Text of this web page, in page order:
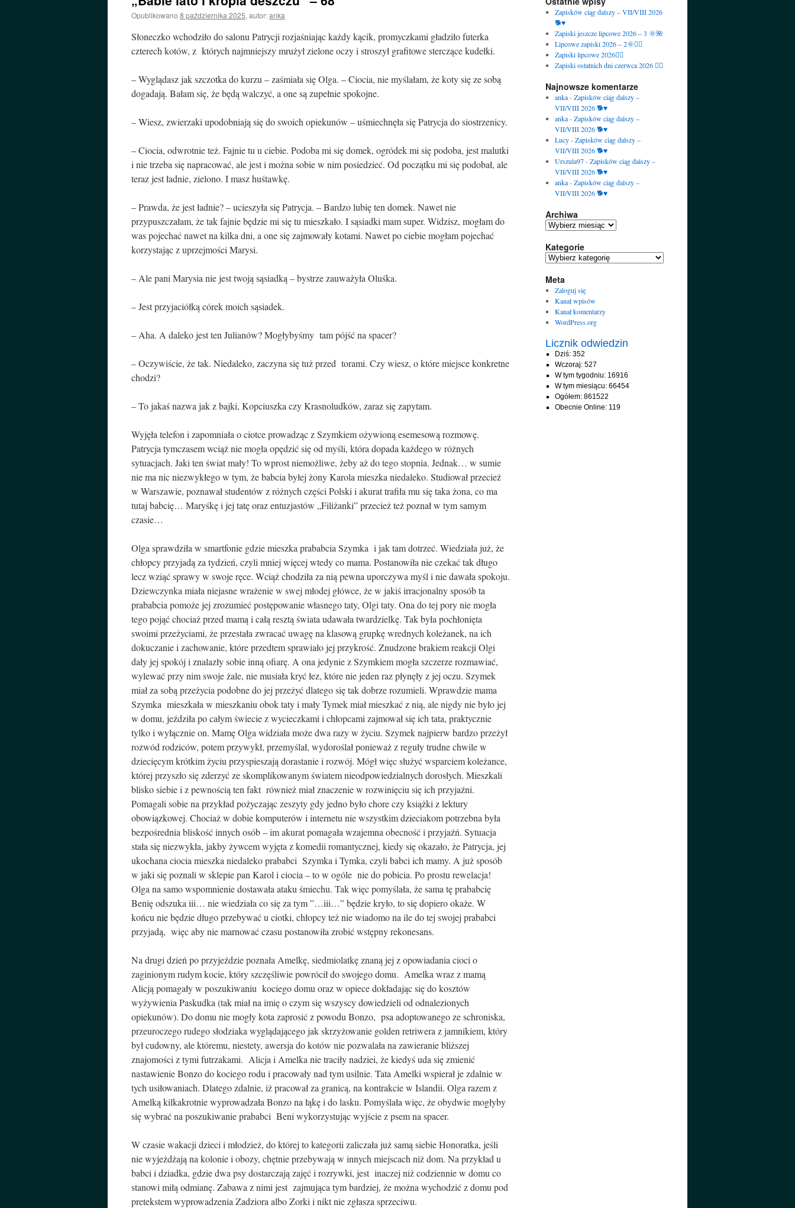
Opublikowano 8 października 2025, autor:anka
Słoneczko wchodziło do salonu Patrycji rozjaśniając każdy kącik, promyczkami gładziło futerka
czterech kotów, z których najmniejszy mrużył zielone oczy i stroszył grafitowe sterczące kudełki.
– Wyglądasz jak szczotka do kurzu – zaśmiała się Olga. – Ciocia, nie myślałam, że koty się ze sobą
dogadają. Bałam się, że będą walczyć, a one są zupełnie spokojne.
– Wiesz, zwierzaki upodobniają się do swoich opiekunów – uśmiechnęła się Patrycja do siostrzenicy.
– Ciocia, odwrotnie też. Fajnie tu u ciebie. Podoba mi się domek, ogródek mi się podoba, jest malutki
i nie trzeba się napracować, ale jest i można sobie w nim posiedzieć. Od początku mi się podobał, ale
teraz jest ładnie, zielono. I masz huśtawkę.
– Prawda, że jest ładnie? – ucieszyła się Patrycja. – Bardzo lubię ten domek. Nawet nie
przypuszczałam, że tak fajnie będzie mi się tu mieszkało. I sąsiadki mam super. Widzisz, mogłam do
was pojechać nawet na kilka dni, a one się zajmowały kotami. Nawet po ciebie mogłam pojechać
korzystając z uprzejmości Marysi.
– Ale pani Marysia nie jest twoją sąsiadką – bystrze zauważyła Oluśka.
– Jest przyjaciółką córek moich sąsiadek.
– Aha. A daleko jest ten Julianów? Mogłybyśmy tam pójść na spacer?
– Oczywiście, że tak. Niedaleko, zaczyna się tuż przed torami. Czy wiesz, o które miejsce konkretne
chodzi?
– To jakaś nazwa jak z bajki, Kopciuszka czy Krasnoludków, zaraz się zapytam.
Wyjęła telefon i zapomniała o ciotce prowadząc z Szymkiem ożywioną esemesową rozmowę.
Patrycja tymczasem wciąż nie mogła opędzić się od myśli, która dopada każdego w różnych
sytuacjach. Jaki ten świat mały! To wprost niemożliwe, żeby aż do tego stopnia. Jednak… w sumie
nie ma nic niezwykłego w tym, że babcia byłej żony Karola mieszka niedaleko. Studiował przecież
w Warszawie, poznawał studentów z różnych części Polski i akurat trafiła mu się taka żona, co ma
tutaj babcię… Maryśkę i jej tatę oraz entuzjastów „Filiżanki” przecież też poznał w tym samym
czasie…
Olga sprawdziła w smartfonie gdzie mieszka prababcia Szymka i jak tam dotrzeć. Wiedziała już, że
chłopcy przyjadą za tydzień, czyli mniej więcej wtedy co mama. Postanowiła nie czekać tak długo
lecz wziąć sprawy w swoje ręce. Wciąż chodziła za nią pewna uporczywa myśl i nie dawała spokoju.
Dziewczynka miała niejasne wrażenie w swej młodej główce, że w jakiś irracjonalny sposób ta
prababcia pomoże jej zrozumieć postępowanie własnego taty, Olgi taty. Ona do tej pory nie mogła
tego pojąć chociaż przed mamą i całą resztą świata udawała twardzielkę. Tak była pochłonięta
swoimi przeżyciami, że przestała zwracać uwagę na klasową grupkę wrednych koleżanek, na ich
dokuczanie i zachowanie, które przedtem sprawiało jej przykrość. Znudzone brakiem reakcji Olgi
dały jej spokój i znalazły sobie inną ofiarę. A ona jedynie z Szymkiem mogła szczerze rozmawiać,
wylewać przy nim swoje żale, nie musiała kryć łez, które nie jeden raz płynęły z jej oczu. Szymek
miał za sobą przeżycia podobne do jej przeżyć dlatego się tak dobrze rozumieli. Wprawdzie mama
Szymka mieszkała w mieszkaniu obok taty i mały Tymek miał mieszkać z nią, ale nigdy nie było jej
w domu, jeździła po całym świecie z wycieczkami i chłopcami zajmował się ich tata, praktycznie
tylko i wyłącznie on. Mamę Olga widziała może dwa razy w życiu. Szymek najpierw bardzo przeżył
rozwód rodziców, potem przywykł, przemyślał, wydoroślał ponieważ z reguły trudne chwile w
dziecięcym krótkim życiu przyspieszają dorastanie i rozwój. Mógł więc służyć wsparciem koleżance,
której przyszło się zderzyć ze skomplikowanym światem nieodpowiedzialnych dorosłych. Mieszkali
blisko siebie i z pewnością ten fakt również miał znaczenie w rozwinięciu się ich przyjaźni.
Pomagali sobie na przykład pożyczając zeszyty gdy jedno było chore czy książki z lektury
obowiązkowej. Chociaż w dobie komputerów i internetu nie wszystkim dzieciakom potrzebna była
bezpośrednia bliskość innych osób – im akurat pomagała wzajemna obecność i przyjaźń. Sytuacja
stała się niezwykła, jakby żywcem wyjęta z komedii romantycznej, kiedy się okazało, że Patrycja, jej
ukochana ciocia mieszka niedaleko prababci Szymka i Tymka, czyli babci ich mamy. A już sposób
w jaki się poznali w sklepie pan Karol i ciocia – to w ogóle nie do pobicia. Po prostu rewelacja!
Olga na samo wspomnienie dostawała ataku śmiechu. Tak więc pomyślała, że sama tę prababcię
Benię odszuka iii… nie wiedziała co się za tym ”…iii…” będzie kryło, to się dopiero okaże. W
końcu nie będzie długo przebywać u ciotki, chłopcy też nie wiadomo na ile do tej swojej prababci
przyjadą, więc aby nie marnować czasu postanowiła zrobić wstępny rekonesans.
Na drugi dzień po przyjeździe poznała Amelkę, siedmiolatkę znaną jej z opowiadania cioci o
zaginionym rudym kocie, który szczęśliwie powrócił do swojego domu. Amelka wraz z mamą
Alicją pomagały w poszukiwaniu kociego domu oraz w opiece dokładając się do kosztów
wyżywienia Paskudka (tak miał na imię o czym się wszyscy dowiedzieli od odnalezionych
opiekunów). Do domu nie mogły kota zaprosić z powodu Bonzo, psa adoptowanego ze schroniska,
przeuroczego rudego słodziaka wyglądającego jak skrzyżowanie golden retriwera z jamnikiem, który
był cudowny, ale któremu, niestety, awersja do kotów nie pozwalała na zawieranie bliższej
znajomości z tymi futrzakami. Alicja i Amelka nie traciły nadziei, że kiedyś uda się zmienić
nastawienie Bonzo do kociego rodu i pracowały nad tym usilnie. Tata Amelki wspierał je zdalnie w
tych usiłowaniach. Dlatego zdalnie, iż pracował za granicą, na kontrakcie w Islandii. Olga razem z
Amelką kilkakrotnie wyprowadzała Bonzo na łąkę i do lasku. Pomyślała więc, że obydwie mogłyby
się wybrać na poszukiwanie prababci Beni wykorzystując wyjście z psem na spacer.
W czasie wakacji dzieci i młodzież, do której to kategorii zaliczała już samą siebie Honoratka, jeśli
nie wyjeżdżają na kolonie i obozy, chętnie przebywają w innych miejscach niż dom. Na przykład u
babci i dziadka, gdzie dwa psy dostarczają zajęć i rozrywki, jest inaczej niż codziennie w domu co
stanowi miłą odmianę. Zabawa z nimi jest zajmująca tym bardziej, że można wychodzić z domu pod
pretekstem wyprowadzenia Zadziora albo Zorki i nikt nie zgłasza sprzeciwu.
Zapisków ciąg dalszy – VII/VIII 2026
🐕♥️
Zapiski jeszcze lipcowe 2026 – 3 🌞🌺
Lipcowe zapiski 2026 – 2🌞🙋‍♀️
Zapiski lipcowe 2026🙋‍♀️
Zapiski ostatnich dni czerwca 2026 🙋‍♀️
Najnowsze komentarze
anka-Zapisków ciąg dalszy –
VII/VIII 2026 🐕♥️
anka-Zapisków ciąg dalszy –
VII/VIII 2026 🐕♥️
Lucy-Zapisków ciąg dalszy –
VII/VIII 2026 🐕♥️
Urszula97-Zapisków ciąg dalszy –
VII/VIII 2026 🐕♥️
anka-Zapisków ciąg dalszy –
VII/VIII 2026 🐕♥️
Archiwa
Archiwa
Kategorie
Kategorie
Meta
Zaloguj się
Kanał wpisów
Kanał komentarzy
WordPress.org
Licznik odwiedzin
Dziś: 352
Wczoraj: 527
W tym tygodniu: 16916
W tym miesiącu: 66454
Ogółem: 861522
Obecnie Online: 119